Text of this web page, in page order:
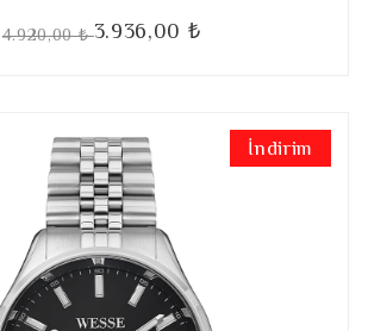
4.920,00 ₺3.936,00 ₺
İndirim